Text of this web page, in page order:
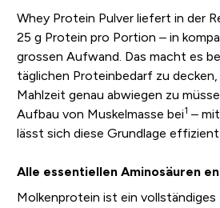
Whey Protein Pulver liefert in der
25 g Protein pro Portion – in
grossen Aufwand. Das macht es
täglichen Proteinbedarf zu
Mahlzeit genau abwiegen zu
Aufbau von Muskelmasse bei1 –
lässt sich diese Grundlage
Alle essentiellen Aminosäuren
Molkenprotein ist ein vollständiges